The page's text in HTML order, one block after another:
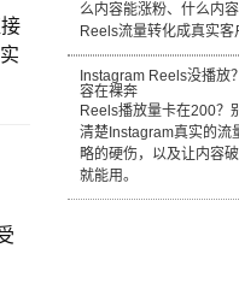
么内容能涨粉、什么内
Reels流量转化成真实客
Instagram Reels没播放
容在裸奔
Reels播放量卡在200？
清楚Instagram真实的流
略的硬伤，以及让内容
就能用。